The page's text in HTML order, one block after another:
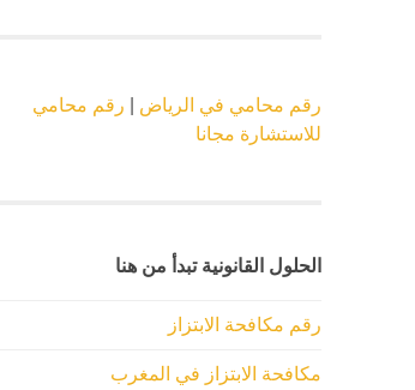
رقم محامي في الرياض
رقم محامي
للاستشارة مجانا
الحلول القانونية تبدأ من هنا
رقم مكافحة الابتزاز
مكافحة الابتزاز في المغرب